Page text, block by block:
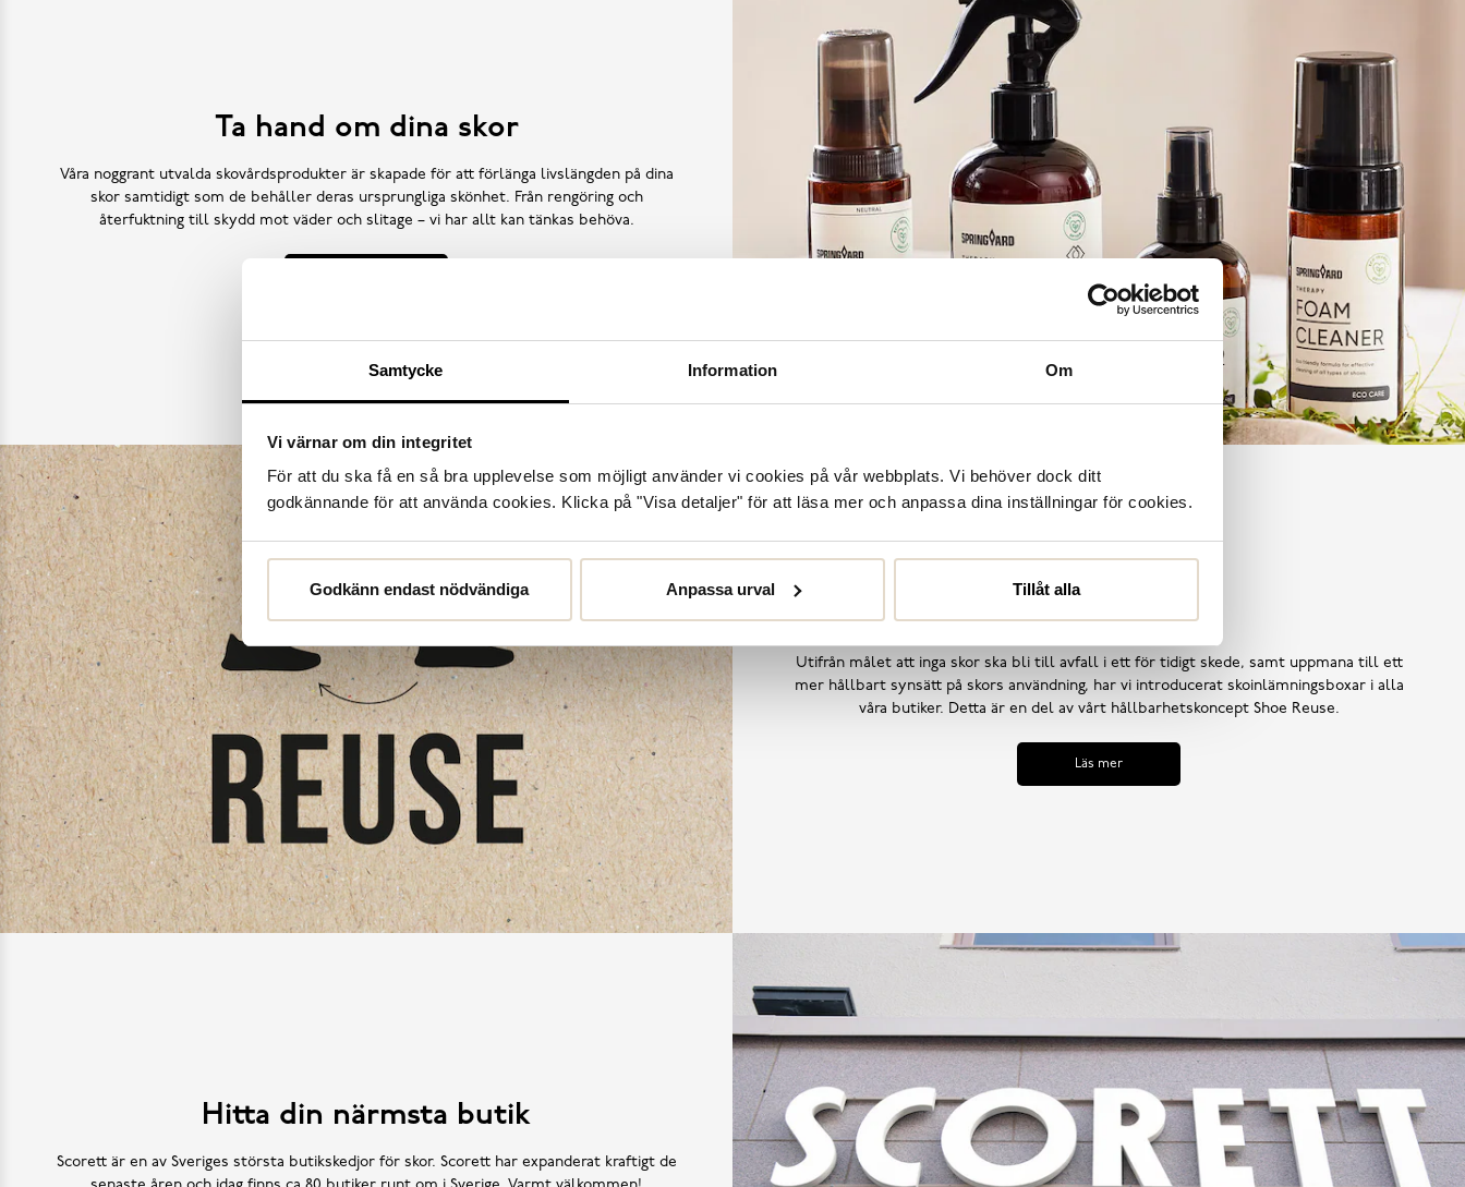
Samtycke Information Om
Vi värnar om din integritet
För att du ska få en så bra upplevelse som möjligt använder vi cookies på vår webbplats. Vi behöver dock ditt
godkännande för att använda cookies. Klicka på "Visa detaljer" för att läsa mer och anpassa dina inställningar för cookies.
Godkänn endast nödvändiga Anpassa urval Tillåt alla
Ta hand om dina skor
Våra noggrant utvalda skovårdsprodukter är skapade för att förlänga livslängden på dina
skor samtidigt som de behåller deras ursprungliga skönhet. Från rengöring och
återfuktning till skydd mot väder och slitage – vi har allt kan tänkas behöva.
Shoe Reuse
Utifrån målet att inga skor ska bli till avfall i ett för tidigt skede, samt uppmana till ett
mer hållbart synsätt på skors användning, har vi introducerat skoinlämningsboxar i alla
våra butiker. Detta är en del av vårt hållbarhetskoncept Shoe Reuse.
Läs mer
Hitta din närmsta butik
Scorett är en av Sveriges största butikskedjor för skor. Scorett har expanderat kraftigt de